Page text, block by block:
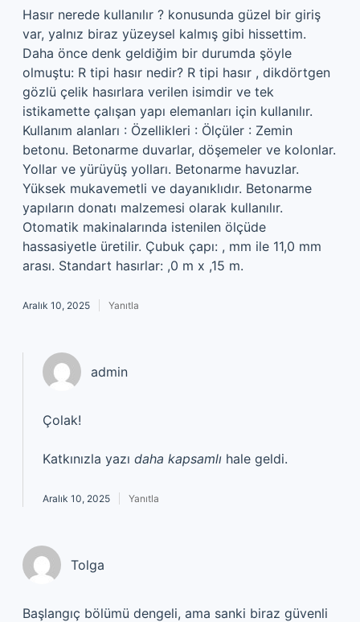
Hasır nerede kullanılır ? konusunda güzel bir giriş
var, yalnız biraz yüzeysel kalmış gibi hissettim.
Daha önce denk geldiğim bir durumda şöyle
olmuştu: R tipi hasır nedir? R tipi hasır , dikdörtgen
gözlü çelik hasırlara verilen isimdir ve tek
istikamette çalışan yapı elemanları için kullanılır.
Kullanım alanları : Özellikleri : Ölçüler : Zemin
betonu. Betonarme duvarlar, döşemeler ve kolonlar.
Yollar ve yürüyüş yolları. Betonarme havuzlar.
Yüksek mukavemetli ve dayanıklıdır. Betonarme
yapıların donatı malzemesi olarak kullanılır.
Otomatik makinalarında istenilen ölçüde
hassasiyetle üretilir. Çubuk çapı: , mm ile 11,0 mm
arası. Standart hasırlar: ,0 m x ,15 m.
Aralık 10, 2025 Yanıtla
admin
Çolak!
Katkınızla yazı daha kapsamlı hale geldi.
Aralık 10, 2025 Yanıtla
Tolga
Başlangıç bölümü dengeli, ama sanki biraz güvenli